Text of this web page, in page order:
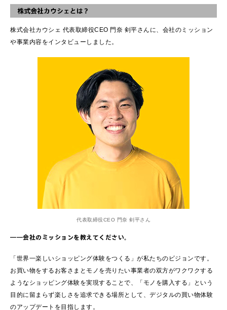
株式会社カウシェ 代表取締役CEO 門奈 剣平さんに、会社のミッション
や事業内容をインタビューしました。
代表取締役CEO 門奈 剣平さん
――会社のミッションを教えてください。
「世界一楽しいショッピング体験をつくる」が私たちのビジョンです。
お買い物をするお客さまとモノを売りたい事業者の双方がワクワクする
ようなショッピング体験を実現することで、「モノを購入する」という
目的に留まらず楽しさを追求できる場所として、デジタルの買い物体験
のアップデートを目指します。